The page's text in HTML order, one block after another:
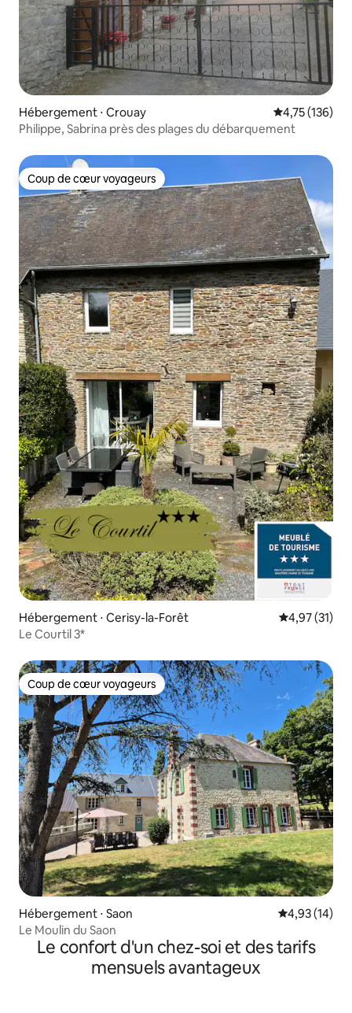
Hébergement ⋅ Crouay Évaluation
4,75 (136)
Philippe, Sabrina près des plages du débarquement
Coup de cœur voyageurs
Coup de cœur voyageurs
Hébergement ⋅ Cerisy-la-Forêt Évaluation
4,97 (31)
Le Courtil 3*
Coup de cœur voyageurs
Coup de cœur voyageurs
Hébergement ⋅ Saon Évaluation
4,93 (14)
Le Moulin du Saon
Le confort d'un chez-soi et des tarifs
mensuels avantageux